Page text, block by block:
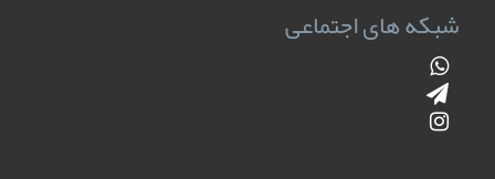
شبکه های اجتماعی